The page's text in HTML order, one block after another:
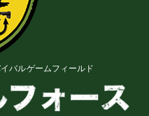
バルゲームフィールド